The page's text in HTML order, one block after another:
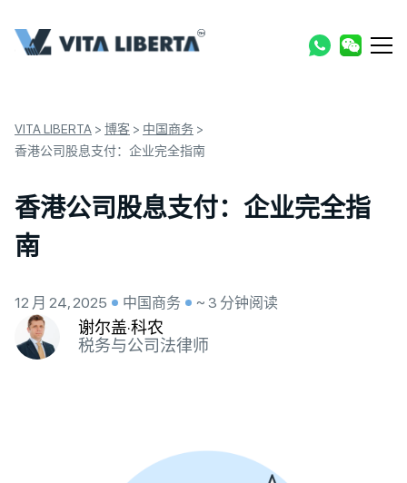
VITA LIBERTA > 博客 > 中国商务 >
香港公司股息支付：企业完全指南
香港公司股息支付：企业完全指
南
12 月 24, 2025 中国商务 ~ 3 分钟阅读
谢尔盖·科农
税务与公司法律师